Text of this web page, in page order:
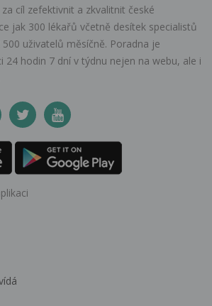
cíl zefektivnit a zkvalitnit české
jak 300 lékařů včetně desítek specialistů
uživatelů měsíčně. Poradna je
24 hodin 7 dní v týdnu nejen na webu, ale i